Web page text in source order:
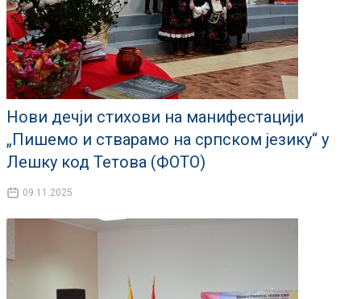
Нови дечји стихови на манифестацији
„Пишемо и стварамо на српском језику“ у
Лешку код Тетова (ФОТО)
09.11.2025